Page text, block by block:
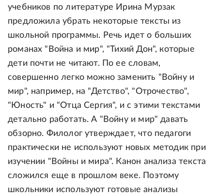
учебников по литературе Ирина Мурзак
предложила убрать некоторые тексты из
школьной программы. Речь идет о больших
романах "Война и мир", "Тихий Дон", которые
дети почти не читают. По ее словам,
совершенно легко можно заменить "Войну и
мир", например, на "Детство", "Отрочество",
"Юность" и "Отца Сергия", и с этими текстами
детально работать. А "Войну и мир" давать
обзорно. Филолог утверждает, что педагоги
практически не используют новых методик при
изучении "Войны и мира". Канон анализа текста
сложился еще в прошлом веке. Поэтому
школьники используют готовые анализы